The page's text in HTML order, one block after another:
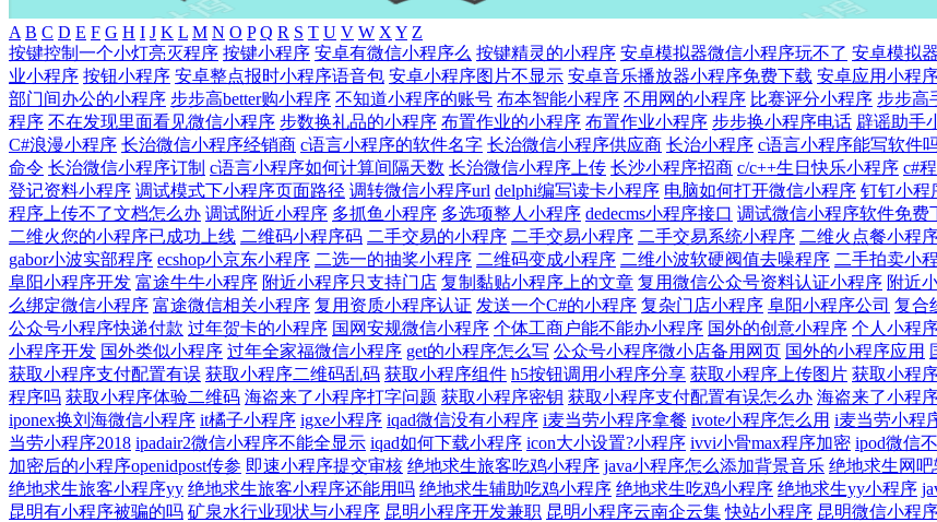
A B C D E F G H I J K L M N O P Q R S T U V W X Y Z
按键控制一个小灯亮灭程序 按键小程序 安卓有微信小程序么 按键精灵的小程序 安卓模拟器微信小程序玩不了 安卓模拟
业小程序 按钮小程序 安卓整点报时小程序语音包 安卓小程序图片不显示 安卓音乐播放器小程序免费下载 安卓应用小程
部门间办公的小程序 步步高better购小程序 不知道小程序的账号 布本智能小程序 不用网的小程序 比赛评分小程序 步步高
程序 不在发现里面看见微信小程序 步数换礼品的小程序 布置作业的小程序 布置作业小程序 步步换小程序电话 辟谣助手
C#浪漫小程序 长治微信小程序经销商 c语言小程序的软件名字 长治微信小程序供应商 长治小程序 c语言小程序能写软件
命令 长治微信小程序订制 c语言小程序如何计算间隔天数 长治微信小程序上传 长沙小程序招商 c/c++生日快乐小程序 c#
登记资料小程序 调试模式下小程序页面路径 调转微信小程序url delphi编写读卡小程序 电脑如何打开微信小程序 钉钉小程
程序上传不了文档怎么办 调试附近小程序 多抓鱼小程序 多选项整人小程序 dedecms小程序接口 调试微信小程序软件免费
二维火您的小程序已成功上线 二维码小程序码 二手交易的小程序 二手交易小程序 二手交易系统小程序 二维火点餐小程
gabor小波实部程序 ecshop小京东小程序 二选一的抽奖小程序 二维码变成小程序 二维小波软硬阀值去噪程序 二手拍卖小
阜阳小程序开发 富途牛牛小程序 附近小程序只支持门店 复制黏贴小程序上的文章 复用微信公众号资料认证小程序 附近
么绑定微信小程序 富途微信相关小程序 复用资质小程序认证 发送一个C#的小程序 复杂门店小程序 阜阳小程序公司 复合
公众号小程序快递付款 过年贺卡的小程序 国网安规微信小程序 个体工商户能不能办小程序 国外的创意小程序 个人小程
小程序开发 国外类似小程序 过年全家福微信小程序 get的小程序怎么写 公众号小程序微小店备用网页 国外的小程序应用
获取小程序支付配置有误 获取小程序二维码乱码 获取小程序组件 h5按钮调用小程序分享 获取小程序上传图片 获取小程
程序吗 获取小程序体验二维码 海盗来了小程序打字问题 获取小程序密钥 获取小程序支付配置有误怎么办 海盗来了小程
iponex换刘海微信小程序 it橘子小程序 igxe小程序 iqad微信没有小程序 i麦当劳小程序拿餐 ivote小程序怎么用 i麦当劳小程
当劳小程序2018 ipadair2微信小程序不能全显示 iqad如何下载小程序 icon大小设置?小程序 ivvi小骨max程序加密 ipod微信
加密后的小程序openidpost传参 即速小程序提交审核 绝地求生旅客吃鸡小程序 java小程序怎么添加背景音乐 绝地求生网
绝地求生旅客小程序yy 绝地求生旅客小程序还能用吗 绝地求生辅助吃鸡小程序 绝地求生吃鸡小程序 绝地求生yy小程序
昆明有小程序被骗的吗 矿泉水行业现状与小程序 昆明小程序开发兼职 昆明小程序云南企云集 快站小程序 昆明微信小程